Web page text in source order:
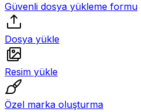
Güvenli dosya yükleme formu
Dosya yükle
Resim yükle
Özel marka oluşturma